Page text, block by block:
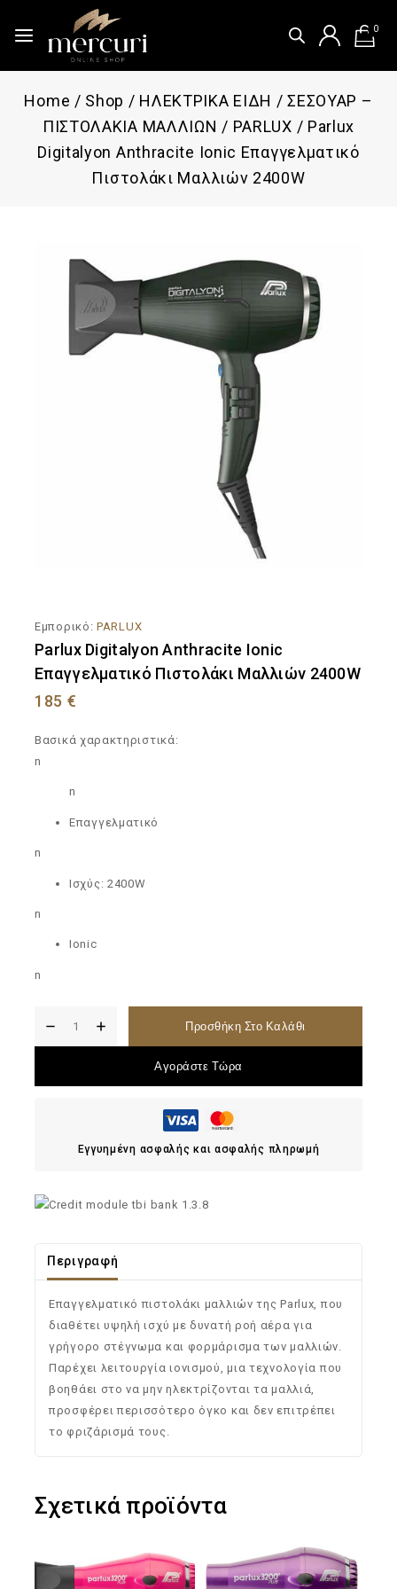
0
Home / Shop / ΗΛΕΚΤΡΙΚΑ ΕΙΔΗ / ΣΕΣΟΥΑΡ –
ΠΙΣΤΟΛΑΚΙΑ ΜΑΛΛΙΩΝ / PARLUX / Parlux
Digitalyon Anthracite Ionic Επαγγελματικό
Πιστολάκι Μαλλιών 2400W
Εμπορικό: PARLUX
Parlux Digitalyon Anthracite Ionic
Επαγγελματικό Πιστολάκι Μαλλιών 2400W
185 €
Βασικά χαρακτηριστικά:
n
n
Επαγγελματικό
n
Ισχύς: 2400W
n
Ionic
n
Προσθήκη Στο Καλάθι
Αγοράστε Τώρα
Εγγυημένη ασφαλής και ασφαλής πληρωμή
Περιγραφή
Επαγγελματικό πιστολάκι μαλλιών της Parlux, που
διαθέτει υψηλή ισχύ με δυνατή ροή αέρα για
γρήγορο στέγνωμα και φορμάρισμα των μαλλιών.
Παρέχει λειτουργία ιονισμού, μια τεχνολογία που
βοηθάει στο να μην ηλεκτρίζονται τα μαλλιά,
προσφέρει περισσότερο όγκο και δεν επιτρέπει
το φριζάρισμά τους.
Σχετικά προϊόντα